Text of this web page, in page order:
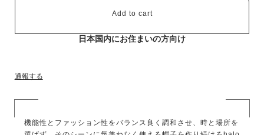
Add to cart
日本国内にお住まいの方向け
通報する
機能性とファッション性をバランス良く調和させ、時と場所を